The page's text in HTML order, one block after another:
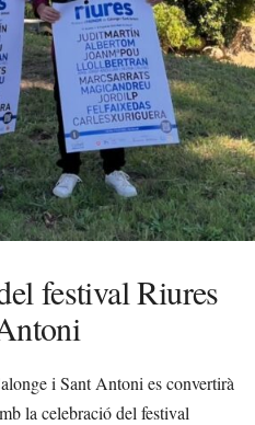
festival Riures
i Sant Antoni es convertirà
la celebració del festival